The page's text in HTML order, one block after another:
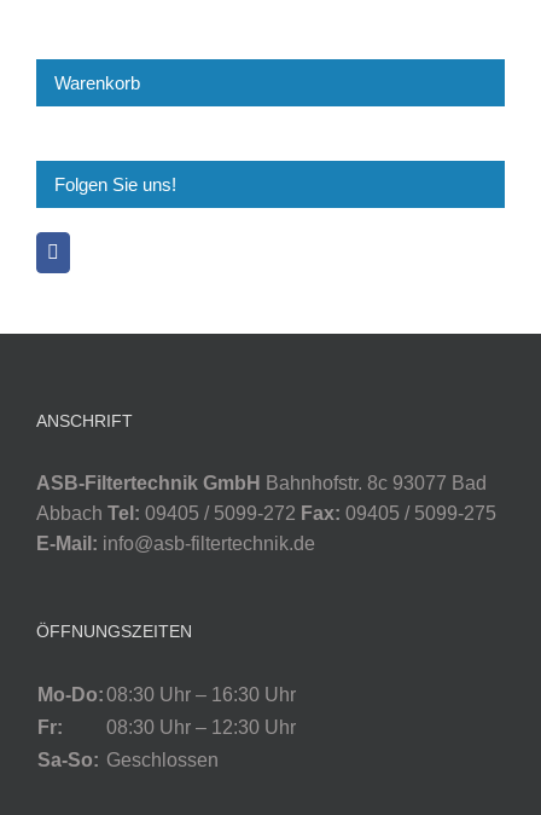
Warenkorb
Folgen Sie uns!
ANSCHRIFT
ASB-Filtertechnik GmbH
Bahnhofstr. 8c 93077 Bad
Abbach Tel: 09405 / 5099-272 Fax: 09405 / 5099-275
E-Mail: info@asb-filtertechnik.de
ÖFFNUNGSZEITEN
Mo-Do:08:30 Uhr – 16:30 Uhr
Fr:
08:30 Uhr – 12:30 Uhr
Sa-So: Geschlossen